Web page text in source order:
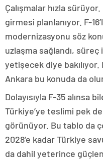
Çalışmalar hızla
girmesi planlanıyor. F-
modernizasyonu söz
uzlaşma sağlandı, süreç
yetişecek diye
Ankara bu konuda da
Dolayısıyla F-35 alınsa
Türkiye’ye teslimi pek
görünüyor. Bu tablo da
2028’e kadar Türkiye
da dahil yeterince